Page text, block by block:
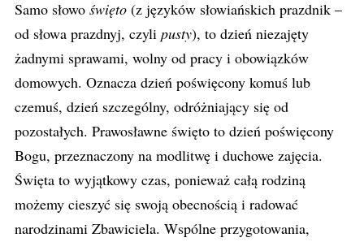
Samo słowo święto (z języków słowiańskich prazdnik –
od słowa prazdnyj, czyli pusty), to dzień niezajęty
żadnymi sprawami, wolny od pracy i obowiązków
domowych. Oznacza dzień poświęcony komuś lub
czemuś, dzień szczególny, odróżniający się od
pozostałych. Prawosławne święto to dzień poświęcony
Bogu, przeznaczony na modlitwę i duchowe zajęcia.
Święta to wyjątkowy czas, ponieważ całą rodziną
możemy cieszyć się swoją obecnością i radować
narodzinami Zbawiciela. Wspólne przygotowania,